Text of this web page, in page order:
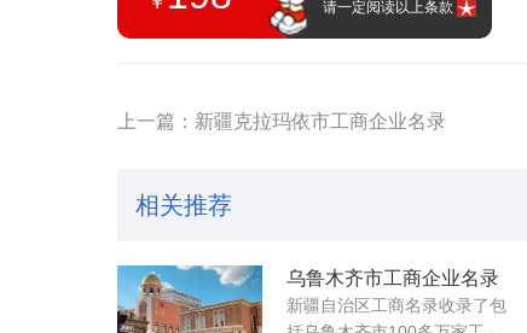
请一定阅读以上条款
上一篇：新疆克拉玛依市工商企业名录
相关推荐
乌鲁木齐市工商企业名录
新疆自治区工商名录收录了包